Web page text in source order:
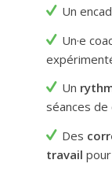
Un
Un·e
Un
séances de
Des
travail